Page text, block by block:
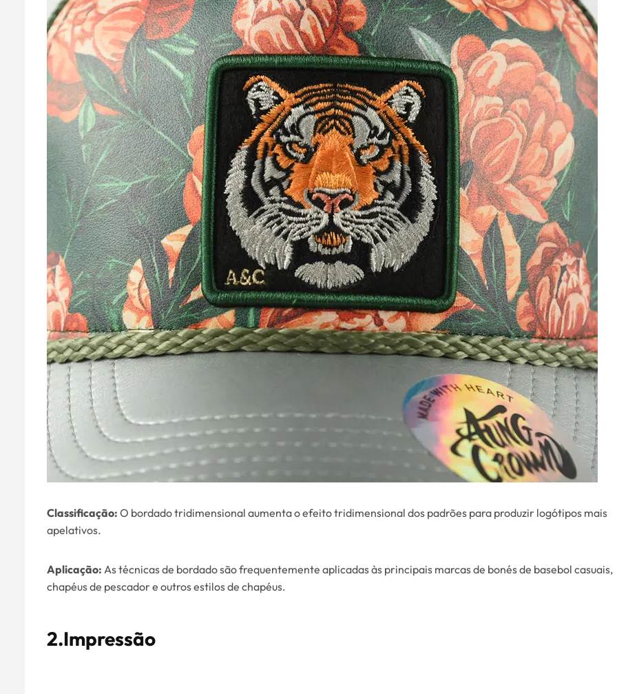
Classificação: O bordado tridimensional aumenta o efeito tridimensional dos padrões para produzir logótipos mais
apelativos.
Aplicação: As técnicas de bordado são frequentemente aplicadas às principais marcas de bonés de basebol casuais,
chapéus de pescador e outros estilos de chapéus.
2.Impressão